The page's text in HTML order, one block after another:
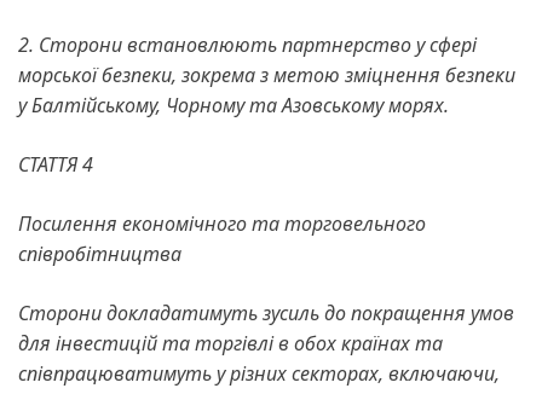
2. Сторони встановлюють партнерство у сфері
морської безпеки, зокрема з метою зміцнення безпеки
у Балтійському, Чорному та Азовському морях.
СТАТТЯ 4
Посилення економічного та торговельного
співробітництва
Сторони докладатимуть зусиль до покращення умов
для інвестицій та торгівлі в обох країнах та
співпрацюватимуть у різних секторах, включаючи,